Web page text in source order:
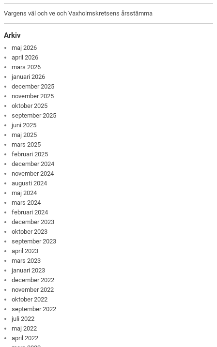
Vargens väl och ve och Vaxholmskretsens årsstämma
Arkiv
maj 2026
april 2026
mars 2026
januari 2026
december 2025
november 2025
oktober 2025
september 2025
juni 2025
maj 2025
mars 2025
februari 2025
december 2024
november 2024
augusti 2024
maj 2024
mars 2024
februari 2024
december 2023
oktober 2023
september 2023
april 2023
mars 2023
januari 2023
december 2022
november 2022
oktober 2022
september 2022
juli 2022
maj 2022
april 2022